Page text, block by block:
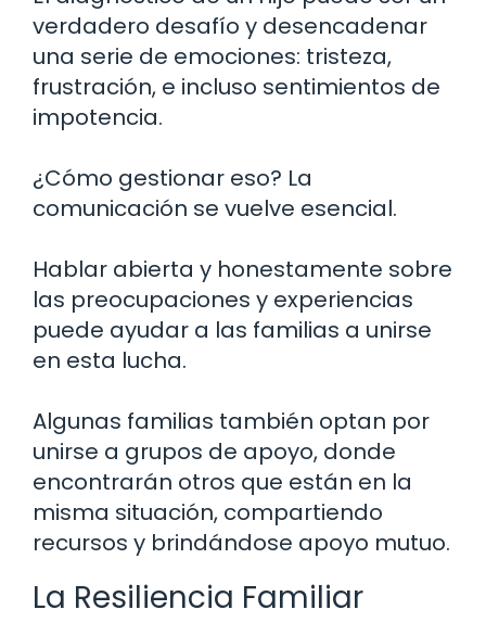
verdadero desafío y desencadenar
una serie de emociones: tristeza,
frustración, e incluso sentimientos de
impotencia.
¿Cómo gestionar eso? La
comunicación se vuelve esencial.
Hablar abierta y honestamente sobre
las preocupaciones y experiencias
puede ayudar a las familias a unirse
en esta lucha.
Algunas familias también optan por
unirse a grupos de apoyo, donde
encontrarán otros que están en la
misma situación, compartiendo
recursos y brindándose apoyo mutuo.
La Resiliencia Familiar